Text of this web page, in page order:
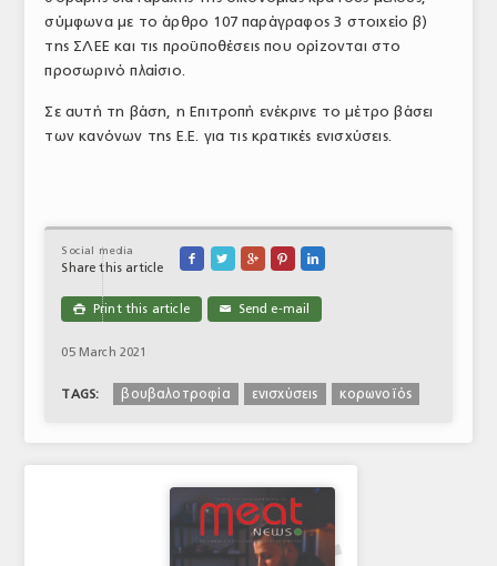
σύμφωνα με το άρθρο 107 παράγραφος 3 στοιχείο β)
της ΣΛΕΕ και τις προϋποθέσεις που ορίζονται στο
προσωρινό πλαίσιο.
Σε αυτή τη βάση, η Επιτροπή ενέκρινε το μέτρο βάσει
των κανόνων της Ε.Ε. για τις κρατικές ενισχύσεις.
Social media
Share this article
    
 Print this article ✉ Send e-mail
05 March 2021
TAGS: βουβαλοτροφία ενισχύσεις κορωνοϊός